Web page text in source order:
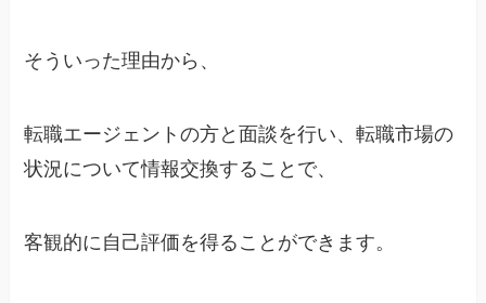
そういった理由から、
転職エージェントの方と面談を行い、転職市場の
状況について情報交換することで、
客観的に自己評価を得ることができます。